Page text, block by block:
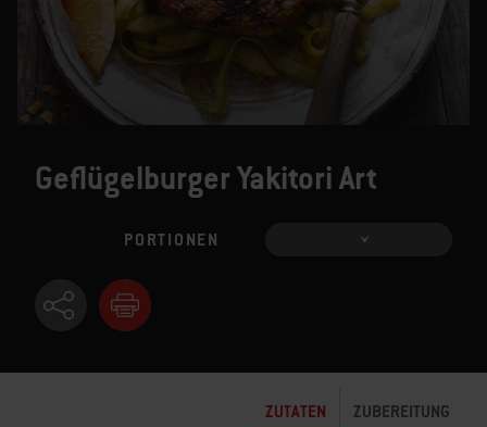
Geflügelburger Yakitori Art
PORTIONEN
ZUTATEN ZUBEREITUNG